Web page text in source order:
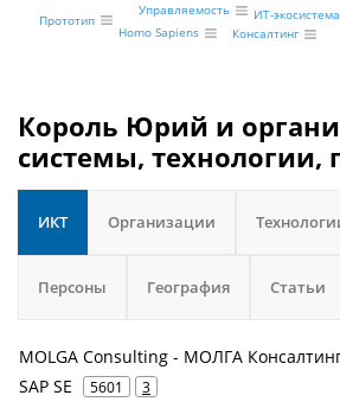
Прототип
Управляемость ИТ-экосистема
Homo Sapiens Консалтинг
Король Юрий и
системы, технологии,
ИКТ Организации
Персоны География Статьи
MOLGA Consulting - МОЛГА
SAP SE 5601 3